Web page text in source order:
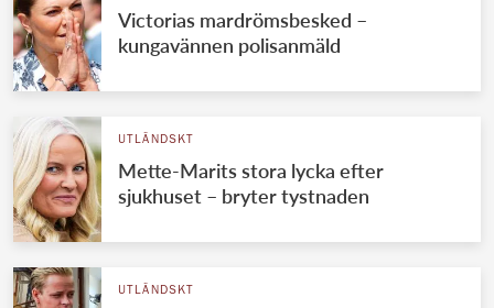
Victorias mardrömsbesked –
kungavännen polisanmäld
UTLÄNDSKT
Mette-Marits stora lycka efter
sjukhuset – bryter tystnaden
UTLÄNDSKT